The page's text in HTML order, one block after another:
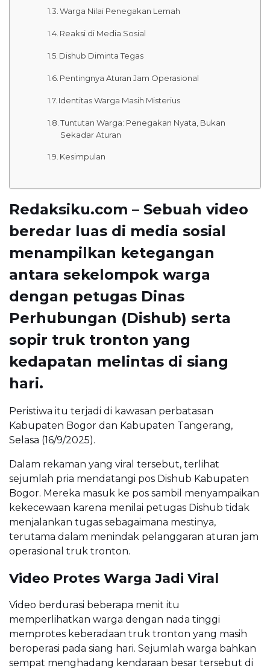
Warga Nilai Penegakan Lemah
Reaksi di Media Sosial
Dishub Diminta Tegas
Pentingnya Aturan Jam Operasional
Identitas Warga Masih Misterius
Tuntutan Warga: Penegakan Nyata, Bukan
Sekadar Aturan
Kesimpulan
Redaksiku.com – Sebuah video
beredar luas di media sosial
menampilkan ketegangan
antara sekelompok warga
dengan petugas Dinas
Perhubungan (Dishub) serta
sopir truk tronton yang
kedapatan melintas di siang
hari.
Peristiwa itu terjadi di kawasan perbatasan
Kabupaten Bogor dan Kabupaten Tangerang,
Selasa (16/9/2025).
Dalam rekaman yang viral tersebut, terlihat
sejumlah pria mendatangi pos Dishub Kabupaten
Bogor. Mereka masuk ke pos sambil menyampaikan
kekecewaan karena menilai petugas Dishub tidak
menjalankan tugas sebagaimana mestinya,
terutama dalam menindak pelanggaran aturan jam
operasional truk tronton.
Video Protes Warga Jadi Viral
Video berdurasi beberapa menit itu
memperlihatkan warga dengan nada tinggi
memprotes keberadaan truk tronton yang masih
beroperasi pada siang hari. Sejumlah warga bahkan
sempat menghadang kendaraan besar tersebut di